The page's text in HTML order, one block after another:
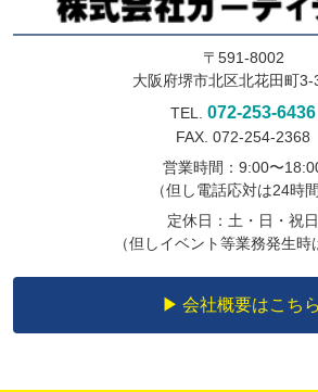
〒591-8002
大阪府堺市北区北花田町3-
TEL. 072-253-6436
FAX. 072-254-2368
営業時間：9:00〜
（但し電話応対は24時間
定休日：土・日・祝日
（但しイベント等業務発生時
会社概要はこちら